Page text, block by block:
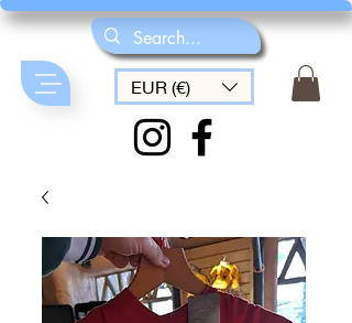
EUR (€)